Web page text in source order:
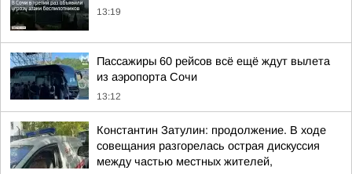
13:19
Пассажиры 60 рейсов всё ещё ждут вылета
из аэропорта Сочи
13:12
Константин Затулин: продолжение. В ходе
совещания разгорелась острая дискуссия
между частью местных жителей,